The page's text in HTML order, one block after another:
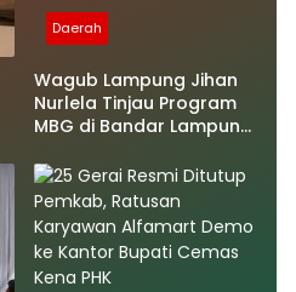
Daerah
Wagub Lampung Jihan
Nurlela Tinjau Program
MBG di Bandar Lampung,
hingga Pengelolaan Sisa
Makanan